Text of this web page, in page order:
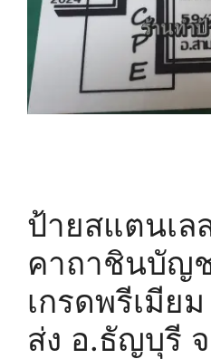
ป้ายสแตนเล
คาถาชินบัญ
เกรดพรีเมีย
ส่ง อ.ธัญบุรี